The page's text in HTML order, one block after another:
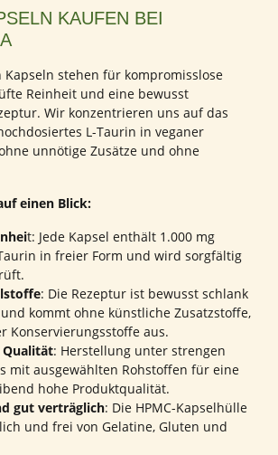
KAUFEN BEI
Kapseln stehen für kompromisslose
Reinheit und eine bewusst
Wir konzentrieren uns auf das
L-Taurin in veganer
unnötige Zusätze und ohne
einen Blick:
t: Jede Kapsel enthält 1.000 mg
in freier Form und wird sorgfältig
: Die Rezeptur ist bewusst schlank
kommt ohne künstliche Zusatzstoffe,
Konservierungsstoffe aus.
Qualität: Herstellung unter strengen
mit ausgewählten Rohstoffen für eine
hohe Produktqualität.
gut verträglich: Die HPMC-Kapselhülle
und frei von Gelatine, Gluten und